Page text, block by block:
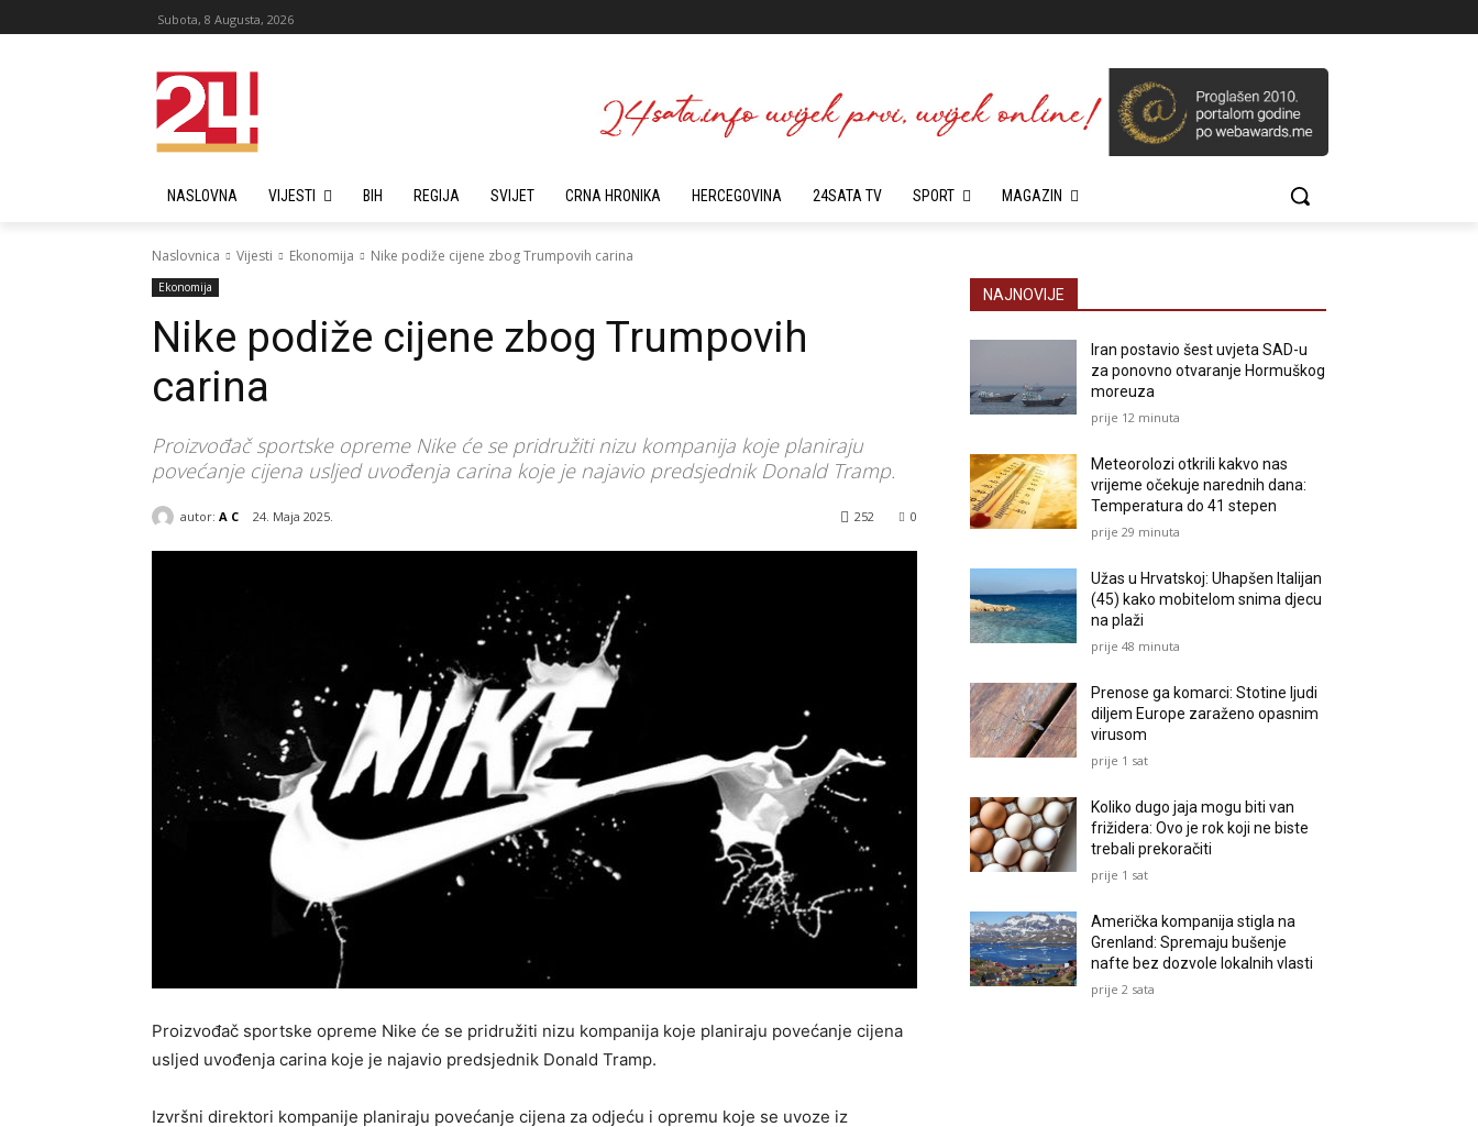
Subota, 8 Augusta, 2026
NASLOVNA VIJESTI BIH REGIJA SVIJET CRNA HRONIKA HERCEGOVINA 24SATA TV SPORT MAGAZIN
Naslovnica Vijesti Ekonomija Nike podiže cijene zbog Trumpovih carina
Ekonomija
Nike podiže cijene zbog Trumpovih
carina
Proizvođač sportske opreme Nike će se pridružiti nizu kompanija koje planiraju
povećanje cijena usljed uvođenja carina koje je najavio predsjednik Donald Tramp.
autor: A C 24. Maja 2025. 0
252
Proizvođač sportske opreme Nike će se pridružiti nizu kompanija koje planiraju povećanje cijena
usljed uvođenja carina koje je najavio predsjednik Donald Tramp.
Izvršni direktori kompanije planiraju povećanje cijena za odjeću i opremu koje se uvoze iz
NAJNOVIJE
Iran postavio šest uvjeta SAD-u
za ponovno otvaranje Hormuškog
moreuza
prije 12 minuta
Meteorolozi otkrili kakvo nas
vrijeme očekuje narednih dana:
Temperatura do 41 stepen
prije 29 minuta
Užas u Hrvatskoj: Uhapšen Italijan
(45) kako mobitelom snima djecu
na plaži
prije 48 minuta
Prenose ga komarci: Stotine ljudi
diljem Europe zaraženo opasnim
virusom
prije 1 sat
Koliko dugo jaja mogu biti van
frižidera: Ovo je rok koji ne biste
trebali prekoračiti
prije 1 sat
Američka kompanija stigla na
Grenland: Spremaju bušenje
nafte bez dozvole lokalnih vlasti
prije 2 sata